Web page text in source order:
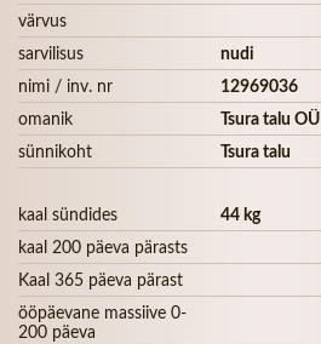
värvus
sarvilisus
nudi
nimi / inv. nr
12969036
omanik
Tsura talu OÜ
sünnikoht
Tsura talu
kaal sündides
44 kg
kaal 200 päeva pärasts
Kaal 365 päeva pärast
ööpäevane massiive 0-
200 päeva